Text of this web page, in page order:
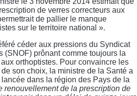
de verres correcteurs aux
de pallier le manque
sur le territoire national ».
céder aux pressions du Syndicat
(SNOF) prônant comme toujours la
orthoptistes. Pour convaincre les
son choix, la ministre de la Santé a
dans la région des Pays de la
renouvellement de la prescription de